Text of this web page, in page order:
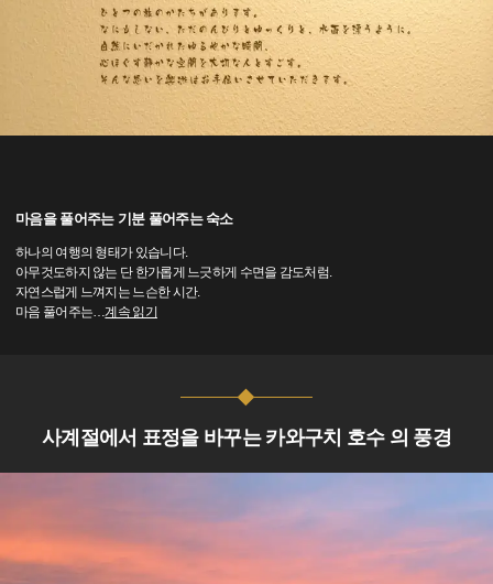
마음을 풀어주는 기분 풀어주는 숙소
하나의 여행의 형태가 있습니다.
아무것도하지 않는 단 한가롭게 느긋하게 수면을 감도처럼.
자연스럽게 느껴지는 느슨한 시간.
마음 풀어주는…계속 읽기
사계절에서 표정을 바꾸는 카와구치 호수 의 풍경